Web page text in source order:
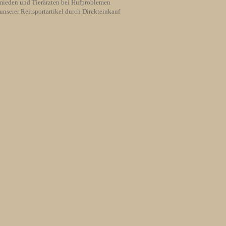
und Tierärzten bei Hufproblemen
Reitsportartikel durch Direkteinkauf